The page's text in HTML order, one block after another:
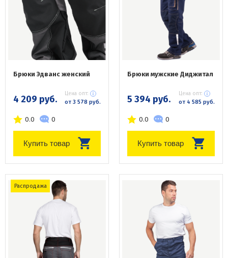
Брюки Эдванс женский
4 209 руб. Цена опт:
от 3 578 руб.
0.0 0
Купить товар
Брюки мужские Диджитал
5 394 руб. Цена опт:
от 4 585 руб.
0.0 0
Купить товар
Распродажа